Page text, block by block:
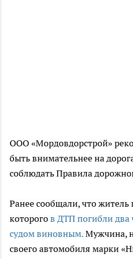
ООО «Мордовдорстрой»
быть внимательнее на
соблюдать Правила
Ранее сообщали, что житель
которогов ДТП погибли два
судом виновным.Мужчина,
своего автомобиля марки